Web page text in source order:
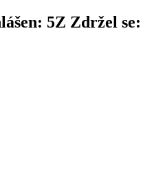
5Z Zdržel se: